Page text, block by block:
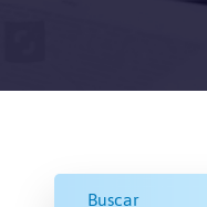
Buscar